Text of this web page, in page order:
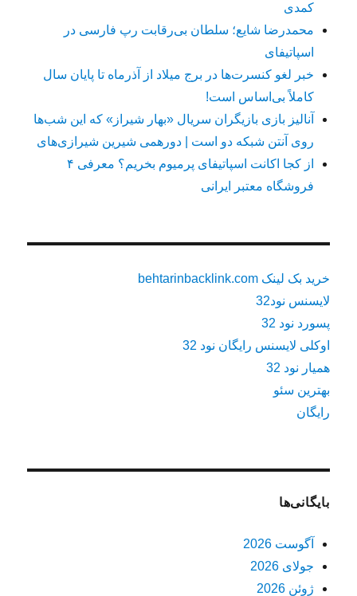
کمدی
محمدرضا شایع؛ سلطان بی‌رقابت رپ فارسی در
اسپاتیفای
خبر لغو کنسرت‌ها در برج میلاد از آذرماه تا پایان سال
کاملاً بی‌اساس است!
آنالیز بازی بازیگران سریال «بهار شیراز» که این شب‌ها
روی آنتن شبکه دو است | دورهمی شیرین شیرازی‌های
از کجا اکانت اسپاتیفای پرمیوم بخریم؟ معرفی ۴
فروشگاه معتبر ایرانی
خرید بک لینک behtarinbacklink.com
لایسنس نود32
پسورد نود 32
اوکلی لایسنس رایگان نود 32
همیار نود 32
بهترین سئو
رایگان
بایگانی‌ها
آگوست 2026
جولای 2026
ژوئن 2026